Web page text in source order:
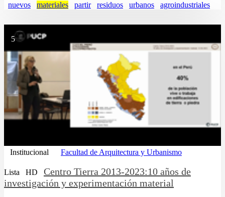
nuevos materiales partir residuos urbanos agroindustriales
5
Institucional Facultad de Arquitectura y Urbanismo
Lista HD
Centro Tierra 2013-2023:10 años de
investigación y experimentación material